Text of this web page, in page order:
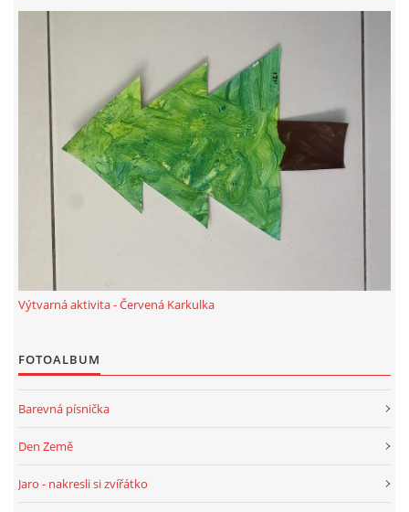
BÁSNĚ K TÉMATU PODZIM
POHYBOVÉ AKTIVITY NA TÉMA PODZIM
PÍSNĚ K TÉMATU ZIMA
BÁSNĚ K TÉMATU ZIMA
POHYBOVÉ AKTIVITY NA TÉMA ZIMA
VZDĚLÁVACÍ PLÁN OD ZÁŘÍ DO ČERVNA
SMYSLOVÁ AKTIVITA
Výtvarná aktivita - Červená Karkulka
FOTOALBUM
Barevná písnička
Den Země
Jaro - nakresli si zvířátko